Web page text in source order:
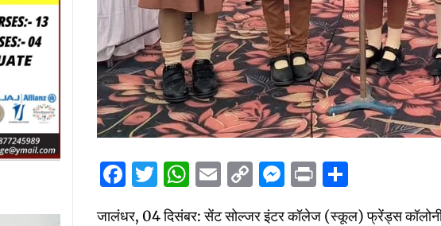
Facebook
Twitter
WhatsApp
Email
Copy
Link
Messenger
Print
जालंधर, 04 दिसंबर: सेंट सोल्जर इंटर कॉलेज (स्कूल) फ्रेंड्स कॉलोनी